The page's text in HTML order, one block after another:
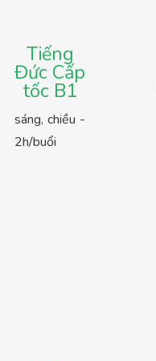
Tiếng
Đức Cấp
tốc B1
sáng, chiều -
2h/buổi